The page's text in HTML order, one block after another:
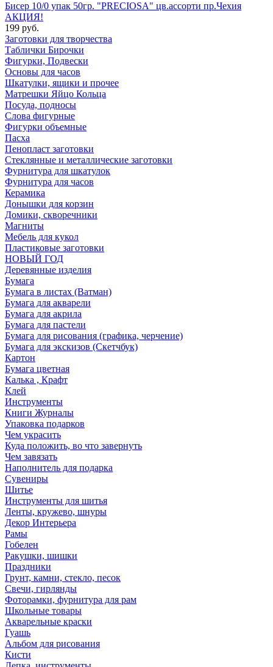
Бисер 10/0 упак 50гр. "PRECIOSA" цв.ассорти пр.Чехия
АКЦИЯ!
199 руб.
Заготовки для творчества
Таблички Бирочки
Фигурки, Подвески
Основы для часов
Шкатулки, ящики и прочее
Матрешки Яйцо Кольца
Посуда, подносы
Слова фигурные
Фигурки объемные
Пасха
Пенопласт заготовки
Стеклянные и металлические заготовки
Фурнитура для шкатулок
Фурнитура для часов
Керамика
Донышки для корзин
Домики, скворечники
Магниты
Мебель для кукол
Пластиковые заготовки
НОВЫЙ ГОД
Деревянные изделия
Бумага
Бумага в листах (Ватман)
Бумага для акварели
Бумага для акрила
Бумага для пастели
Бумага для рисования (графика, черчение)
Бумага для экскизов (Скетчбук)
Картон
Бумага цветная
Калька , Крафт
Клей
Инструменты
Книги Журналы
Упаковка подарков
Чем украсить
Куда положить, во что завернуть
Чем завязать
Наполнитель для подарка
Сувениры
Шитье
Инструменты для шитья
Ленты, кружево, шнуры
Декор Интерьера
Рамы
Гобелен
Ракушки, шишки
Праздники
Грунт, камни, стекло, песок
Свечи, гирлянды
Фоторамки, фурнитура для рам
Школьные товары
Акварельные краски
Гуашь
Альбом для рисования
Кисти